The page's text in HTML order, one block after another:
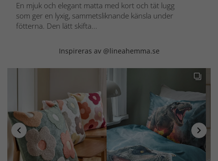
En mjuk och elegant matta med kort och tät lugg
som ger en lyxig, sammetsliknande känsla under
fötterna. Den lätt skifta...
Inspireras av @lineahemma.se